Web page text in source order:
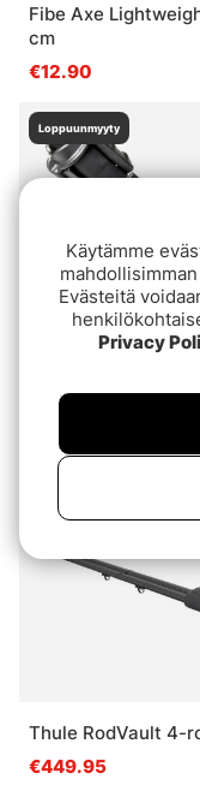
Fibe Axe
cm
€12.90
Loppuunmyyty
Black
Thule RodVault 4-
€449.95
Käytämme
Evästeitä
Privacy